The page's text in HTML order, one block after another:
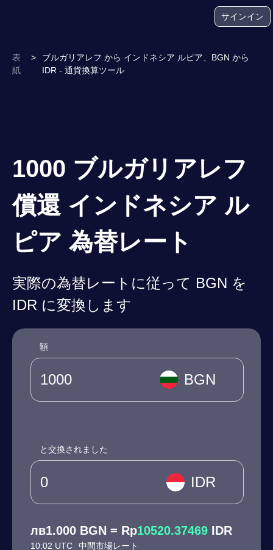
サインイン
表
紙
>
ブルガリアレフ から インドネシア ルピア、BGN から
IDR - 通貨換算ツール
1000 ブルガリアレフ
償還 インドネシア ル
ピア 為替レート
実際の為替レートに従って BGN を
IDR に変換します
額
BGN
と交換されました
IDR
лв1.000 BGN = Rp10520.37469 IDR
10:02 UTC 中間市場レート